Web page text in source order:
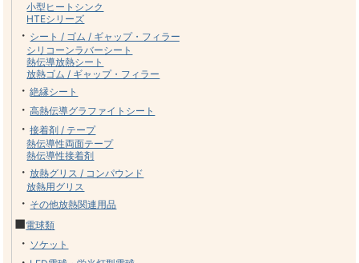
小型ヒートシンク
HTEシリーズ
・ シート / ゴム / ギャップ・フィラー
シリコーンラバーシート
熱伝導放熱シート
放熱ゴム / ギャップ・フィラー
・絶縁シート
・高熱伝導グラファイトシート
・接着剤 / テープ
熱伝導性両面テープ
熱伝導性接着剤
・放熱グリス / コンパウンド
放熱用グリス
・ その他放熱関連用品
■電球類
・ ソケット